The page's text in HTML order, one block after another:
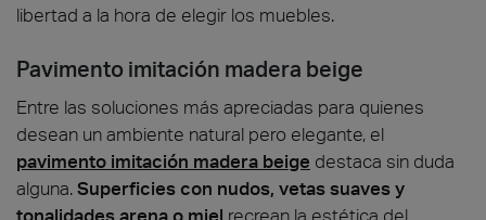
libertad a la hora de elegir los muebles.
Pavimento imitación madera beige
Entre las soluciones más apreciadas para quienes
desean un ambiente natural pero elegante, el
pavimento imitación madera beige destaca sin duda
alguna.Superficies con nudos, vetas suaves y
tonalidades arena o miel recrean la estética del